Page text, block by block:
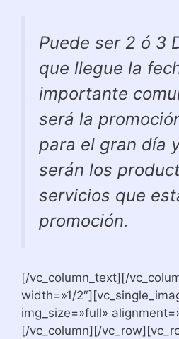
Puede ser 2 ó 3
que llegue la
importante
será la
para el gran día
serán los
servicios que
promoción.
[/vc_column_text][/
width=»1/
img_size=»full»
[/vc_column][/